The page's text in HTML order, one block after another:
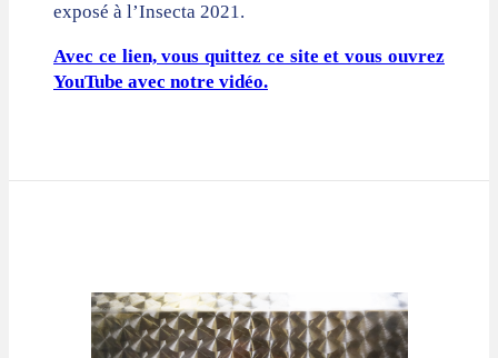
exposé à l’Insecta 2021.
Avec ce lien, vous quittez ce site et vous ouvrez
YouTube avec notre vidéo.